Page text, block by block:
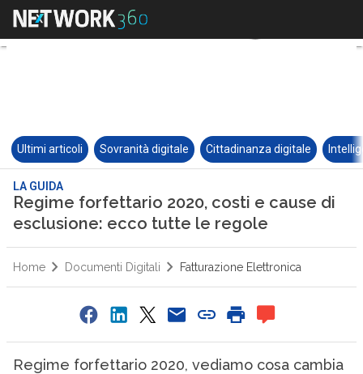
Ultimi articoli Sovranità digitale Cittadinanza digitale
LA GUIDA
Regime forfettario 2020, costi e cause di
esclusione: ecco tutte le regole
Home Documenti Digitali Fatturazione Elettronica
Regime forfettario 2020, vediamo cosa cambia